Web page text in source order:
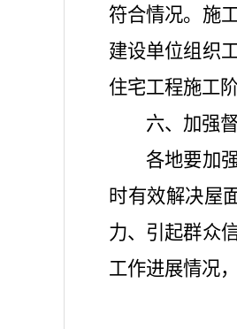
符合情况。施
建设单位组织
住宅工程施工
六、加强
各地要加
时有效解决屋
力、引起群众
工作进展情况